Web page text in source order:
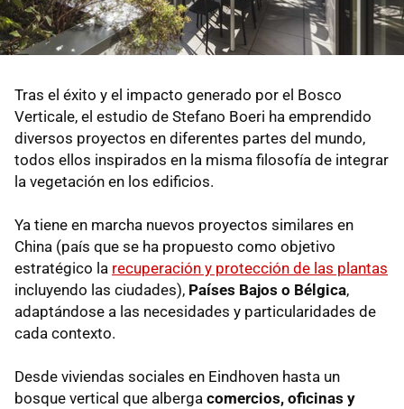
Tras el éxito y el impacto generado por el Bosco
Verticale, el estudio de Stefano Boeri ha emprendido
diversos proyectos en diferentes partes del mundo,
todos ellos inspirados en la misma filosofía de integrar
la vegetación en los edificios.
Ya tiene en marcha nuevos proyectos similares en
China (país que se ha propuesto como objetivo
estratégico la recuperación y protección de las plantas
incluyendo las ciudades), Países Bajos o Bélgica,
adaptándose a las necesidades y particularidades de
cada contexto.
Desde viviendas sociales en Eindhoven hasta un
bosque vertical que alberga comercios, oficinas y